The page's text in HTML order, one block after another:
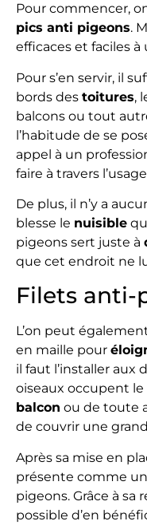
Pour commencer,
pics anti pigeons.
efficaces et faciles à
Pour s’en servir, il
bords des toitures,
balcons ou tout
l’habitude de se
appel à un
faire à travers
De plus, il n’y a
blesse le nuisible
pigeons sert juste à
que cet endroit ne
Filets anti-
L’on peut
en maille pour
il faut l’installer aux
oiseaux occupent le
balcon ou de toute
de couvrir une
Après sa mise en
présente comme
pigeons. Grâce à sa
possible d’en